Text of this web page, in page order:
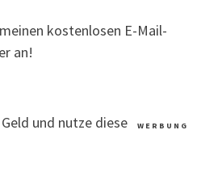
kostenlosen E-Mail-
an!
W E R B U N G
und nutze diese